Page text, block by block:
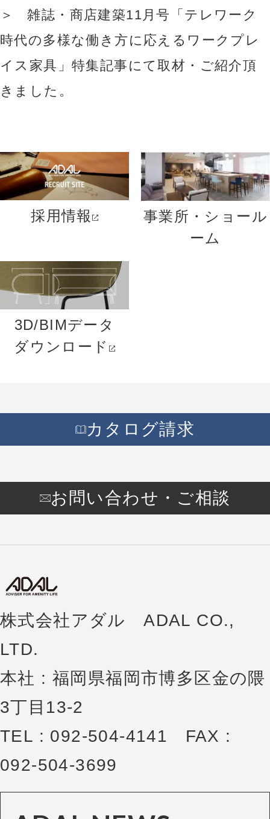
雑誌・商店建築11月号「テレワーク
時代の多様な働き方に応えるワークプレ
イス家具」特集記事にて取材・ご紹介頂
きました。
採用情報
事業所・ショール
ーム
3D/BIMデータ
ダウンロード
カタログ請求
お問い合わせ・ご相談
株式会社アダル ADAL CO.,
LTD.
本社 : 福岡県福岡市博多区金の隈
3丁目13-2
TEL : 092-504-4141 FAX :
092-504-3699